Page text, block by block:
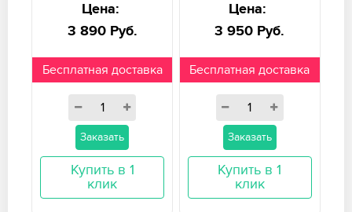
Цена:
3 890 Руб.
Бесплатная доставка
Заказать
Купить в 1
клик
Цена:
3 950 Руб.
Бесплатная доставка
Заказать
Купить в 1
клик